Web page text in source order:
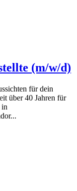
(m/w/d)
für dein
über 40 Jahren für
in